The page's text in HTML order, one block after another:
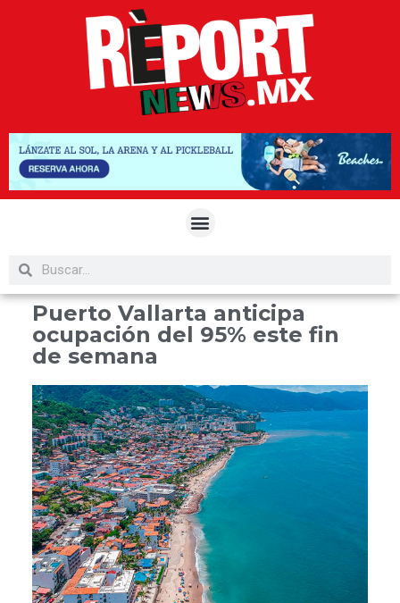
Puerto Vallarta anticipa
ocupación del 95% este fin
de semana